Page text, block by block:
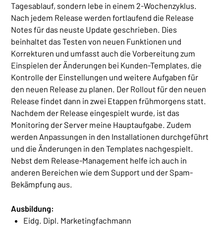
Tagesablauf, sondern lebe in einem 2-Wochenzyklus.
Nach jedem Release werden fortlaufend die Release
Notes für das neuste Update geschrieben. Dies
beinhaltet das Testen von neuen Funktionen und
Korrekturen und umfasst auch die Vorbereitung zum
Einspielen der Änderungen bei Kunden-Templates, die
Kontrolle der Einstellungen und weitere Aufgaben für
den neuen Release zu planen. Der Rollout für den neuen
Release findet dann in zwei Etappen frühmorgens statt.
Nachdem der Release eingespielt wurde, ist das
Monitoring der Server meine Hauptaufgabe. Zudem
werden Anpassungen in den Installationen durchgeführt
und die Änderungen in den Templates nachgespielt.
Nebst dem Release-Management helfe ich auch in
anderen Bereichen wie dem Support und der Spam-
Bekämpfung aus.
Ausbildung:
Eidg. Dipl. Marketingfachmann